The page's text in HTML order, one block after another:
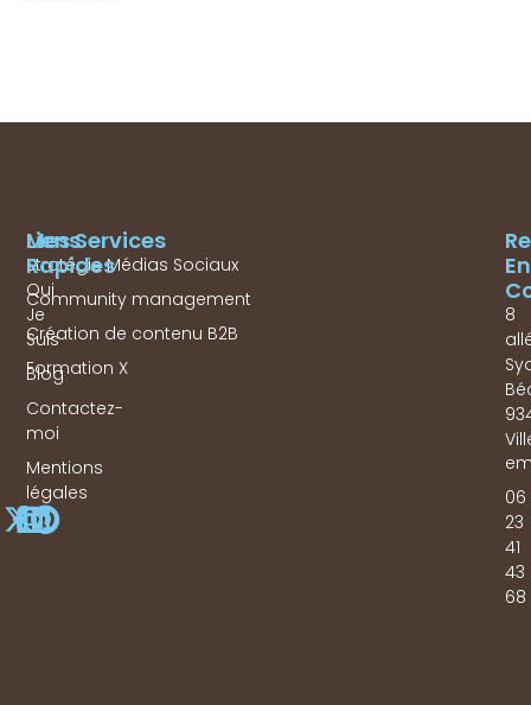
Mes Services
Stratégie Médias Sociaux
Community management
Création de contenu B2B
Formation X
Liens
Rapides
Qui
Je
Suis
Blog
Contactez-
moi
Mentions
légales
En
8
06
23
41
43
68